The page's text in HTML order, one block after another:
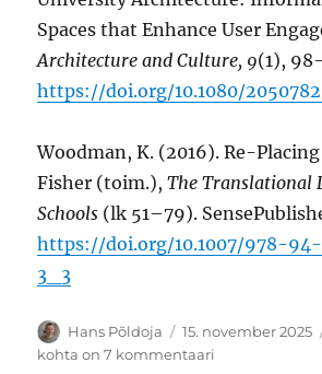
Spaces that Enhance User
Architecture and Culture, 9(1),
https://doi.org/10.1080/
Woodman, K. (2016). Re-
Fisher (toim.),The Translational
Schools (lk 51–79).
https://doi.org/10.1007/978-
3_3
Autor
Hans Põldoja Postitatud
15. november 2025
kohta on 7 kommentaari